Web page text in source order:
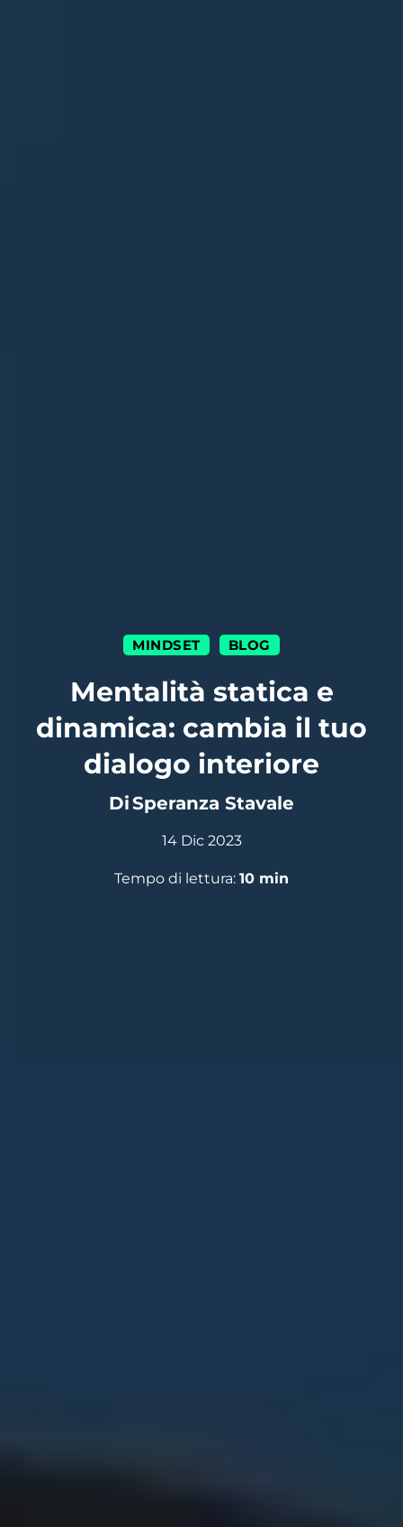
MINDSET BLOG
Mentalità statica e
dinamica: cambia il tuo
dialogo interiore
DiSperanza Stavale
14 Dic 2023
Tempo di lettura: 10 min